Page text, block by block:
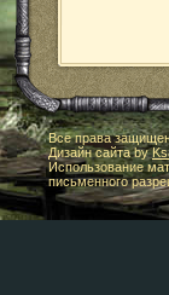
Все права
Дизайн сайта by
Использование
письменного